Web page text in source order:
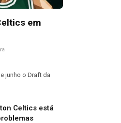
em
junho o Draft da
Celtics está